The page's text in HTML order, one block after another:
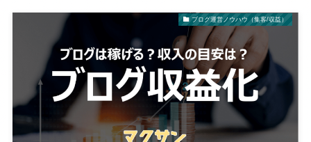
ブログ運営ノウハウ（集客/収益）